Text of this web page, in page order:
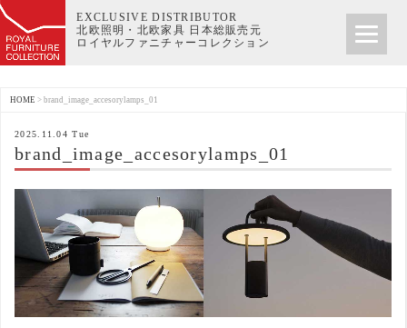
EXCLUSIVE DISTRIBUTOR
北欧照明・北欧家具 日本総販売元
ロイヤルファニチャーコレクション
HOME > brand_image_accesorylamps_01
2025.11.04 Tue
brand_image_accesorylamps_01